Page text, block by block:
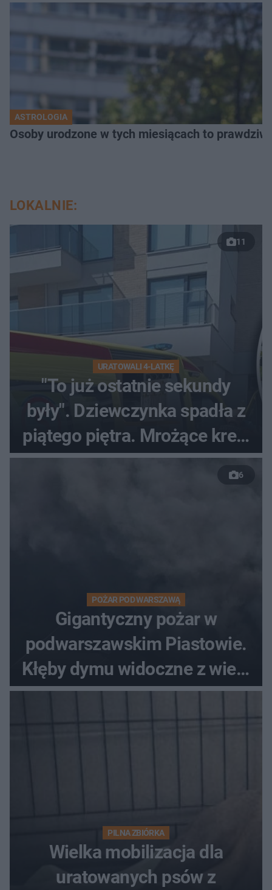
ASTROLOGIA
Osoby urodzone w tych miesiącach to
LOKALNIE:
11
URATOWALI 4-LATKĘ
"To już ostatnie sekundy
były". Dziewczynka spadła z
piątego piętra. Mrożące krew
w żyłach nagranie [WIDEO,
6
POŻAR POD WARSZAWĄ
Gigantyczny pożar w
podwarszawskim Piastowie.
Kłęby dymu widoczne z wielu
kilometrów
PILNA ZBIÓRKA
Wielka mobilizacja dla
uratowanych psów z